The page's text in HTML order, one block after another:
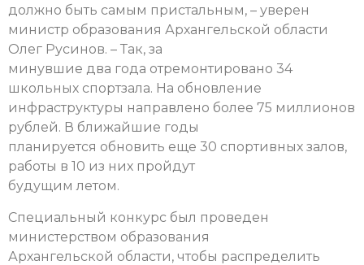
должно быть самым пристальным, – уверен
министр образования Архангельской области
Олег Русинов. – Так, за
минувшие два года отремонтировано 34
школьных спортзала. На обновление
инфраструктуры направлено более 75 миллионов
рублей. В ближайшие годы
планируется обновить еще 30 спортивных залов,
работы в 10 из них пройдут
будущим летом.
Специальный конкурс был проведен
министерством образования
Архангельской области, чтобы распределить